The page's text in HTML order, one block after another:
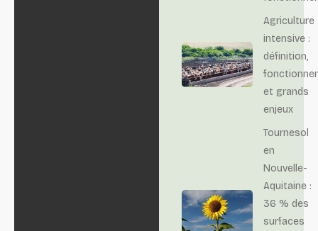
Agriculture
intensive :
définition,
et grands
enjeux
Tournesol
en
Nouvelle-
Aquitaine :
36 % des
surfaces